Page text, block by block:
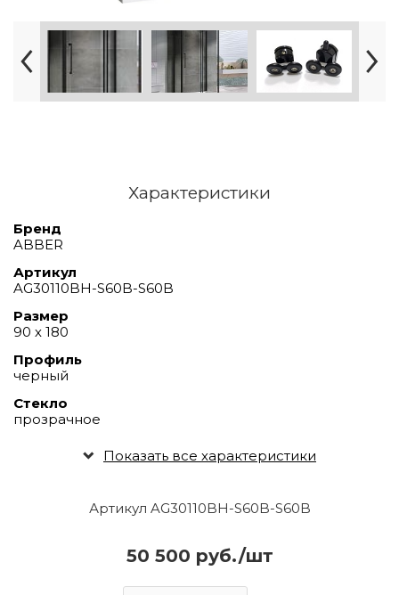
Артикул AG30110BH-S60B-S60B
50 500 руб./шт
Характеристики
Бренд
ABBER
Артикул
AG30110BH-S60B-S60B
Размер
90 х 180
Профиль
черный
Стекло
прозрачное
Показать все характеристики